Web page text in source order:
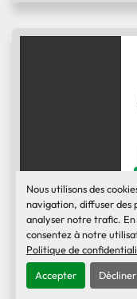
Nous utilisons des
navigation, diffuser des
analyser notre trafic.
consentez à notre
Politique de
Accepter Décliner
Vitella